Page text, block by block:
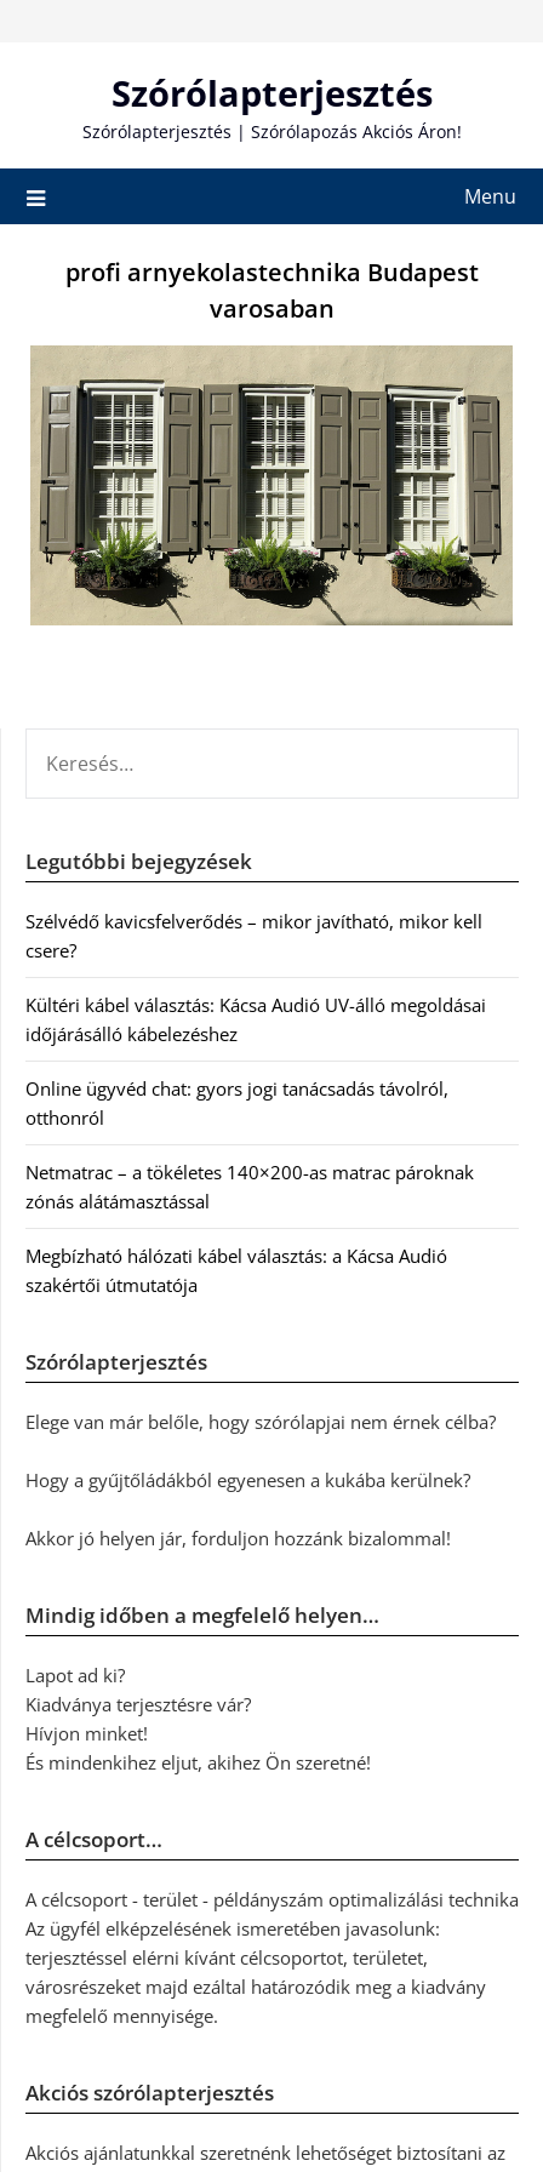
Szórólapterjesztés
Szórólapterjesztés | Szórólapozás Akciós Áron!
Menu
profi arnyekolastechnika Budapest
varosaban
Legutóbbi bejegyzések
Szélvédő kavicsfelverődés – mikor javítható, mikor kell
csere?
Kültéri kábel választás: Kácsa Audió UV-álló megoldásai
időjárásálló kábelezéshez
Online ügyvéd chat: gyors jogi tanácsadás távolról,
otthonról
Netmatrac – a tökéletes 140×200-as matrac pároknak
zónás alátámasztással
Megbízható hálózati kábel választás: a Kácsa Audió
szakértői útmutatója
Szórólapterjesztés
Elege van már belőle, hogy szórólapjai nem érnek célba?
Hogy a gyűjtőládákból egyenesen a kukába kerülnek?
Akkor jó helyen jár, forduljon hozzánk bizalommal!
Mindig időben a megfelelő helyen…
Lapot ad ki?
Kiadványa terjesztésre vár?
Hívjon minket!
És mindenkihez eljut, akihez Ön szeretné!
A célcsoport…
A célcsoport - terület - példányszám optimalizálási technika
Az ügyfél elképzelésének ismeretében javasolunk:
terjesztéssel elérni kívánt célcsoportot, területet,
városrészeket majd ezáltal határozódik meg a kiadvány
megfelelő mennyisége.
Akciós szórólapterjesztés
Akciós ajánlatunkkal szeretnénk lehetőséget biztosítani az